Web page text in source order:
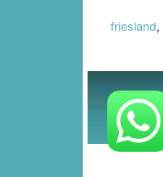
friesland,